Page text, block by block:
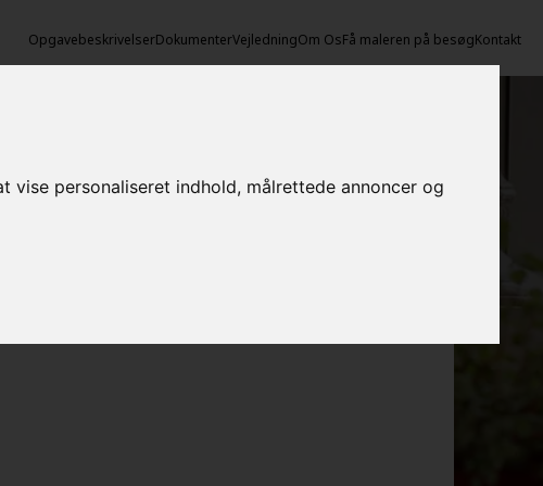
personaliseret indhold, målrettede annoncer og
OpgavebeskrivelserDokumenterVejledningOm OsFå maleren på besøgKontakt